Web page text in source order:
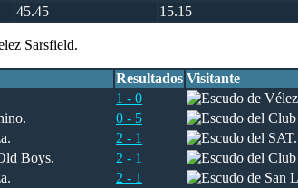
45.45 15.15
Sarsfield.
Resultados Visitante
1 - 0
0 - 5
2 - 1
2 - 1
2 - 1